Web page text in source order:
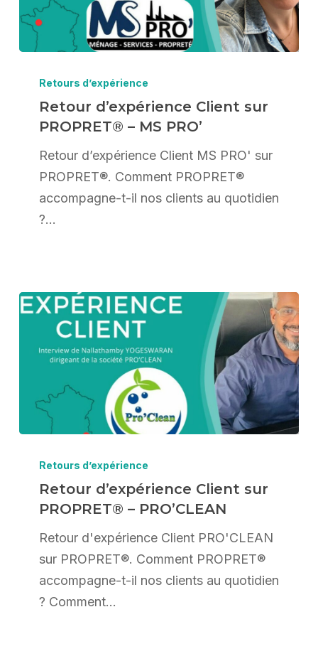
d’expérience
Client
Retours d’expérience
Retour d’expérience Client sur
PROPRET® – MS PRO’
Retour d’expérience Client MS PRO' sur
PROPRET®. Comment PROPRET®
accompagne-t-il nos clients au quotidien
?…
d’expérience
Client
Retours d’expérience
Retour d’expérience Client sur
PROPRET® – PRO’CLEAN
Retour d'expérience Client PRO'CLEAN
sur PROPRET®. Comment PROPRET®
accompagne-t-il nos clients au quotidien
? Comment…